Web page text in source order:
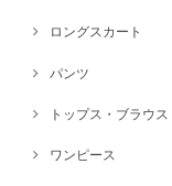
ロングスカート
パンツ
トップス・ブラウス
ワンピース